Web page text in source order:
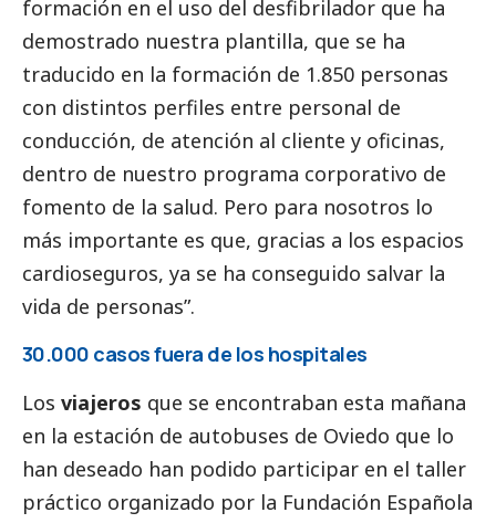
formación en el uso del desfibrilador que ha
demostrado nuestra plantilla, que se ha
traducido en la formación de 1.850 personas
con distintos perfiles entre personal de
conducción, de atención al cliente y oficinas,
dentro de nuestro programa corporativo de
fomento de la salud. Pero para nosotros lo
más importante es que, gracias a los espacios
cardioseguros, ya se ha conseguido salvar la
vida de personas”.
30.000 casos fuera de los hospitales
Los viajeros que se encontraban esta mañana
en la estación de autobuses de Oviedo que lo
han deseado han podido participar en el taller
práctico organizado por la Fundación Española